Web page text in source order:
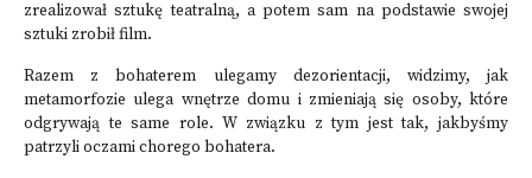
zrealizował sztukę teatralną, a potem sam na podstawie swojej
sztuki zrobił film.
Razem z bohaterem ulegamy dezorientacji, widzimy, jak
metamorfozie ulega wnętrze domu i zmieniają się osoby, które
odgrywają te same role. W związku z tym jest tak, jakbyśmy
patrzyli oczami chorego bohatera.